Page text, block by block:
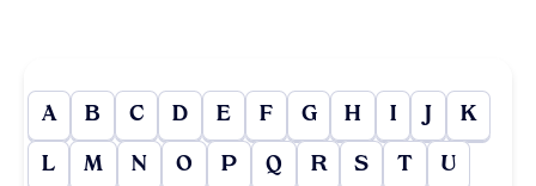
A B C D E F G H I J K
L M N O P Q R S T U